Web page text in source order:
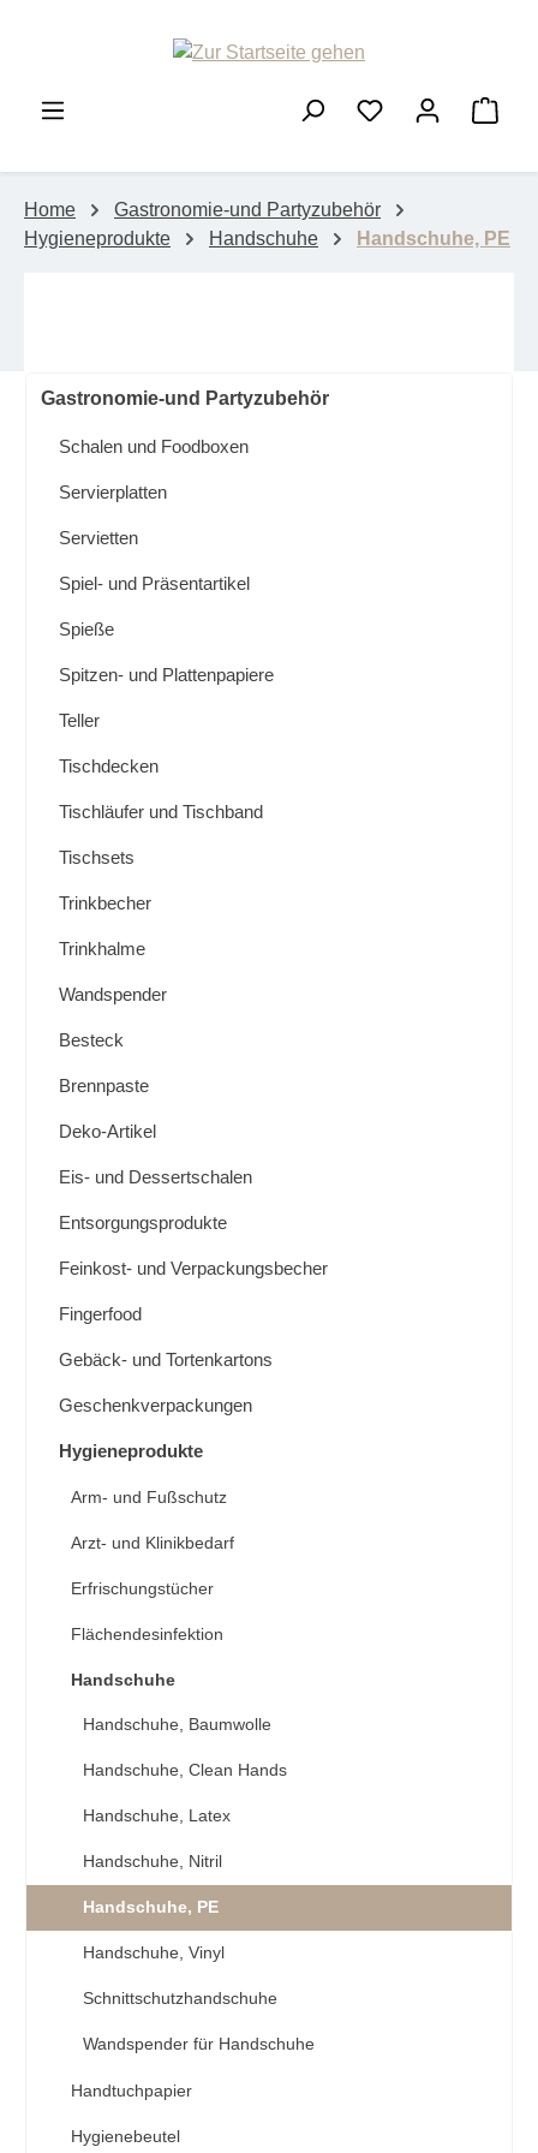
Home
Gastronomie-und Partyzubehör
Hygieneprodukte
Handschuhe Handschuhe, PE
Gastronomie-und Partyzubehör
Schalen und Foodboxen
Servierplatten
Servietten
Spiel- und Präsentartikel
Spieße
Spitzen- und Plattenpapiere
Teller
Tischdecken
Tischläufer und Tischband
Tischsets
Trinkbecher
Trinkhalme
Wandspender
Besteck
Brennpaste
Deko-Artikel
Eis- und Dessertschalen
Entsorgungsprodukte
Feinkost- und Verpackungsbecher
Fingerfood
Gebäck- und Tortenkartons
Geschenkverpackungen
Hygieneprodukte
Arm- und Fußschutz
Arzt- und Klinikbedarf
Erfrischungstücher
Flächendesinfektion
Handschuhe
Handschuhe, Baumwolle
Handschuhe, Clean Hands
Handschuhe, Latex
Handschuhe, Nitril
Handschuhe, PE
Handschuhe, Vinyl
Schnittschutzhandschuhe
Wandspender für Handschuhe
Handtuchpapier
Hygienebeutel